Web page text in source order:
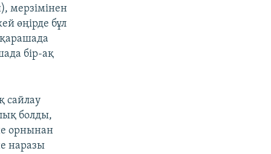
мерзімінен
өңірде бұл
бір-ақ
сайлау
болды,
орнынан
наразы